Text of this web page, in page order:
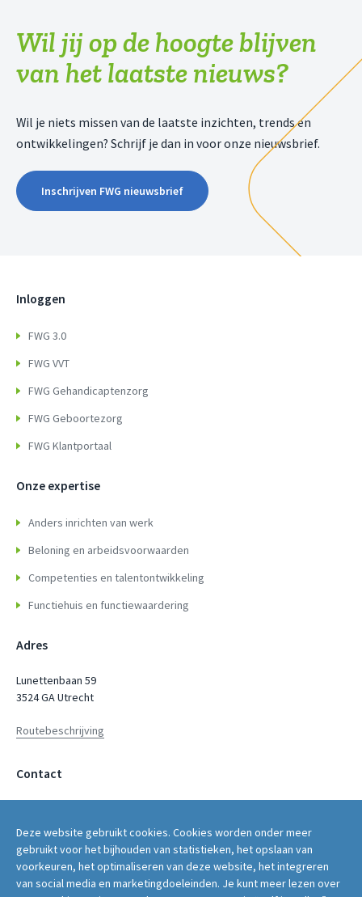
Deze website gebruikt cookies. Cookies worden onder meer
gebruikt voor het bijhouden van statistieken, het opslaan van
voorkeuren, het optimaliseren van deze website, het integreren
van social media en marketingdoeleinden. Je kunt meer lezen over
Wil jij op de hoogte blijven
van het laatste nieuws?
Wil je niets missen van de laatste inzichten, trends en
ontwikkelingen? Schrijf je dan in voor onze nieuwsbrief.
Inschrijven FWG nieuwsbrief
Inloggen
FWG 3.0
FWG VVT
FWG Gehandicaptenzorg
FWG Geboortezorg
FWG Klantportaal
Onze expertise
Anders inrichten van werk
Beloning en arbeidsvoorwaarden
Competenties en talentontwikkeling
Functiehuis en functiewaardering
Adres
Lunettenbaan 59
3524 GA Utrecht
Routebeschrijving
Contact